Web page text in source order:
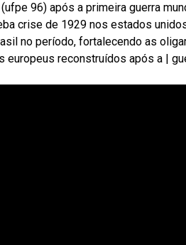
96) após a primeira guerra
crise de 1929 nos estados
no período, fortalecendo as
reconstruídos após a |